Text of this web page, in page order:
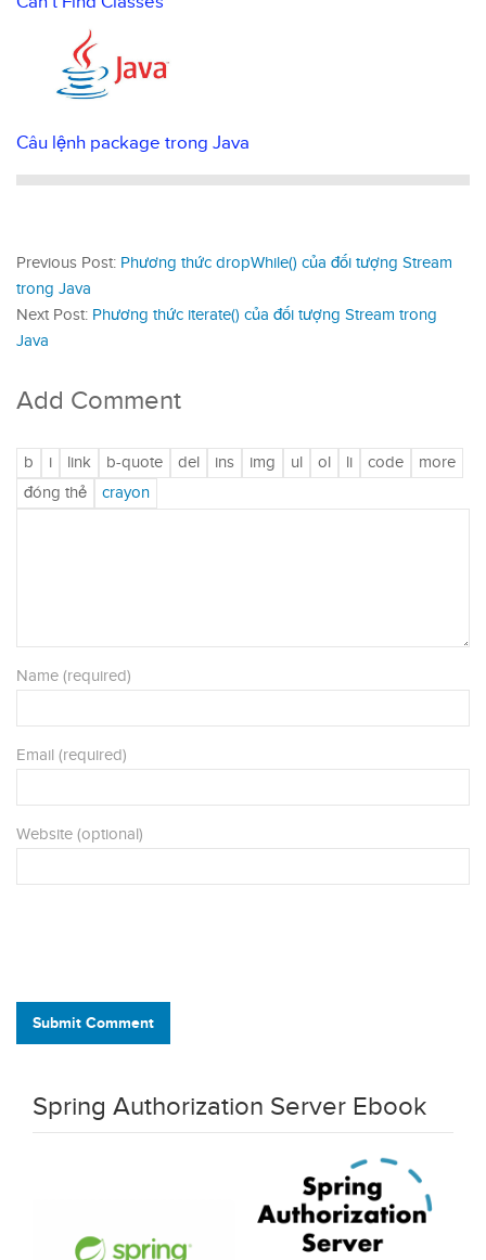
Câu lệnh package trong Java
Previous Post: Phương thức dropWhile() của đối tượng Stream
trong Java
Next Post: Phương thức iterate() của đối tượng Stream trong
Java
Add Comment
Name (required)
Email (required)
Website (optional)
Submit Comment
Spring Authorization Server Ebook